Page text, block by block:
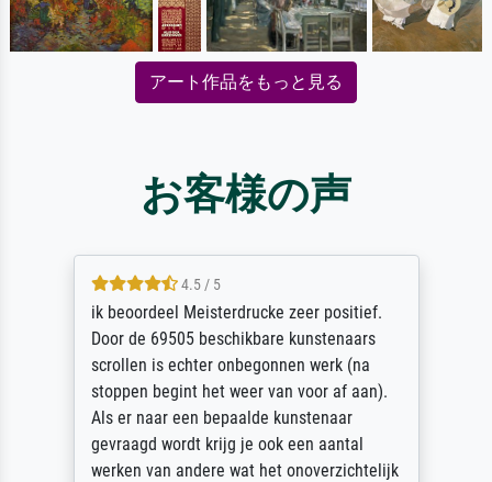
アート作品をもっと見る
お客様の声
4.5 / 5
ik beoordeel Meisterdrucke zeer positief.
Door de 69505 beschikbare kunstenaars
scrollen is echter onbegonnen werk (na
stoppen begint het weer van voor af aan).
Als er naar een bepaalde kunstenaar
gevraagd wordt krijg je ook een aantal
werken van andere wat het onoverzichtelijk